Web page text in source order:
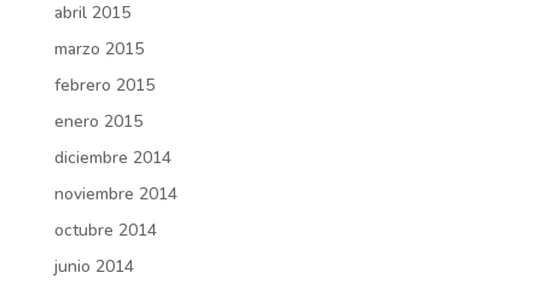
abril 2015
marzo 2015
febrero 2015
enero 2015
diciembre 2014
noviembre 2014
octubre 2014
junio 2014